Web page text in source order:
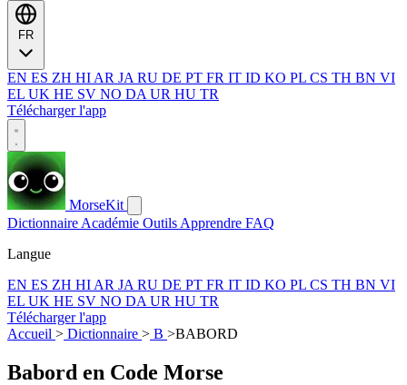
EN ES ZH HI AR JA RU DE PT FR IT ID KO PL CS TH BN VI
EL UK HE SV NO DA UR HU TR
Télécharger l'app
MorseKit
Dictionnaire Académie Outils Apprendre FAQ
Langue
EN ES ZH HI AR JA RU DE PT FR IT ID KO PL CS TH BN VI
EL UK HE SV NO DA UR HU TR
Télécharger l'app
Accueil > Dictionnaire > B >BABORD
Babord en Code Morse